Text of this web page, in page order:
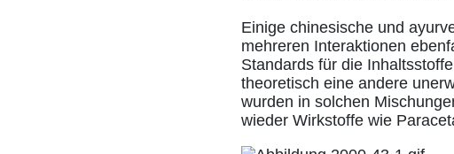
Einige chinesische und
mehreren Interaktionen
Standards für die
theoretisch eine andere
wurden in solchen
wieder Wirkstoffe wie